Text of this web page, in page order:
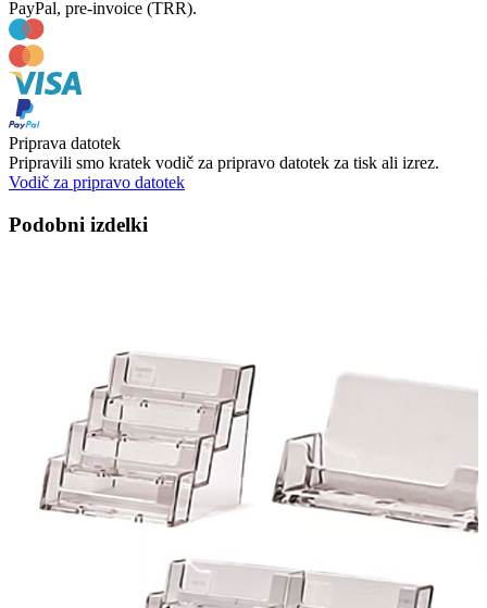
PayPal, pre-invoice (TRR).
Priprava datotek
Pripravili smo kratek vodič za pripravo datotek za tisk ali izrez.
Vodič za pripravo datotek
Podobni izdelki